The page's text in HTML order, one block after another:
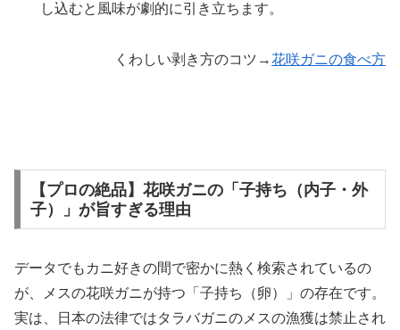
し込むと風味が劇的に引き立ちます。
くわしい剥き方のコツ→花咲ガニの食べ方
【プロの絶品】花咲ガニの「子持ち（内子・外
子）」が旨すぎる理由
データでもカニ好きの間で密かに熱く検索されているの
が、メスの花咲ガニが持つ「子持ち（卵）」の存在です。
実は、日本の法律ではタラバガニのメスの漁獲は禁止され